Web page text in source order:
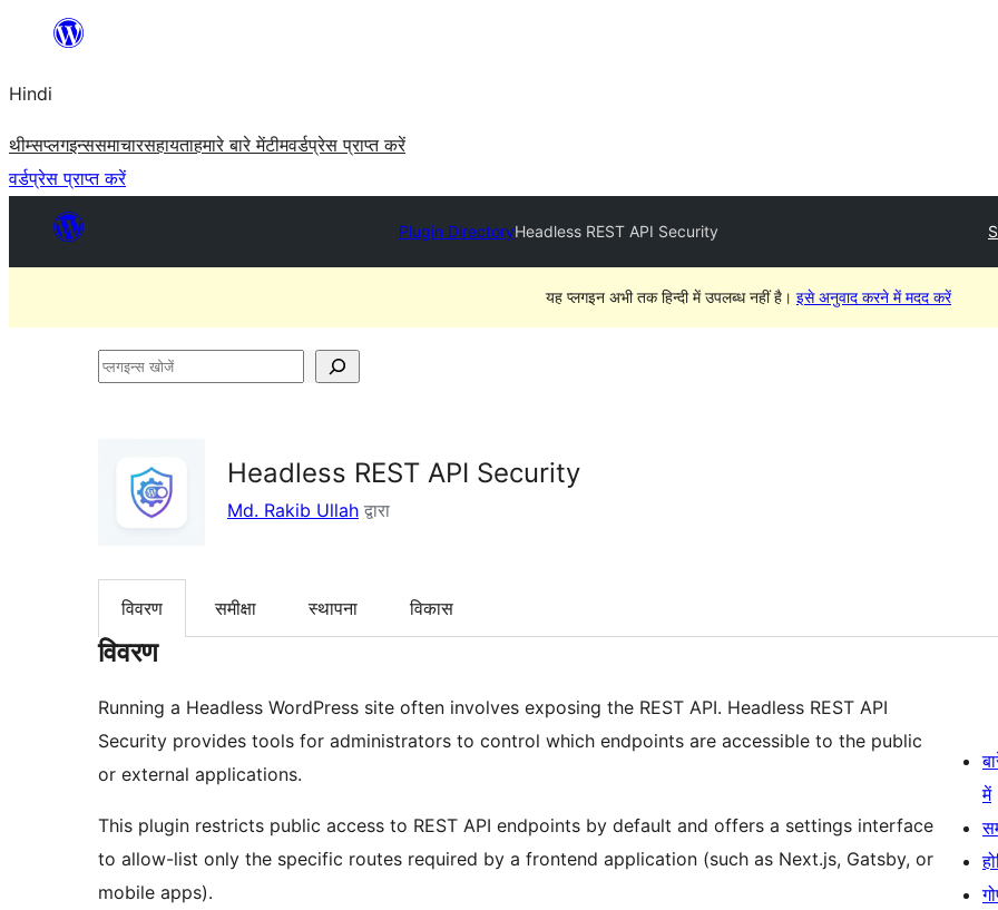
सामग्री
जाएं
Hindi
थीम्सप्लगइन्ससमाचारसहायताहमारे बारे मेंटीमवर्डप्रेस प्राप्त करें
वर्डप्रेस प्राप्त करें
Plugin DirectoryHeadless REST API Security
यह प्लगइन अभी तक हिन्दी में उपलब्ध नहीं है। इसे अनुवाद करने में मदद करें
प्लगइन्स
Headless REST API Security
Md. Rakib Ullah द्वारा
विवरण समीक्षा स्थापना विकास
विवरण
Running a Headless WordPress site often involves exposing the REST API. Headless REST API
Security provides tools for administrators to control which endpoints are accessible to the public
or external applications.
This plugin restricts public access to REST API endpoints by default and offers a settings interface
to allow-list only the specific routes required by a frontend application (such as Next.js, Gatsby, or
mobile apps).
में